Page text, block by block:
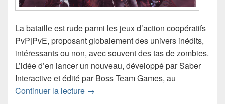
La bataille est rude parmi les jeux d’action coopératifs
PvP|PvE, proposant globalement des univers inédits,
intéressants ou non, avec souvent des tas de zombies.
L’idée d’en lancer un nouveau, développé par Saber
Interactive et édité par Boss Team Games, au
Continuer la lecture Chronique jeu vidéo Evil Dead The
→